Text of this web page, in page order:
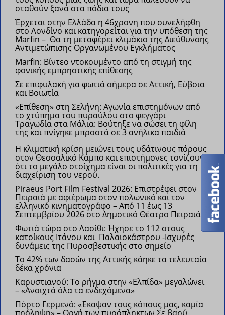
σταθούν ξανά στα πόδια τους
Έρχεται στην Ελλάδα η 46χρονη που συνελήφθη
στο Λονδίνο και κατηγορείται για την υπόθεση της
Marfin – Θα τη μεταφέρει κλιμάκιο της Διεύθυνσης
Αντιμετώπισης Οργανωμένου Εγκλήματος
Marfin: Βίντεο ντοκουμέντο από τη στιγμή της
φονικής εμπρηστικής επίθεσης
Σε επιφυλακή για φωτιά σήμερα σε Αττική, Εύβοια
και Βοιωτία
«Επίθεση» στη Σελήνη: Αγωνία επιστημόνων από
το χτύπημα του πυραύλου στο φεγγάρι
Τραγωδία στα Μάλια: Βούτηξε να σώσει τη φίλη
της και πνίγηκε μπροστά σε 3 ανήλικα παιδιά
Η κλιματική κρίση μειώνει τους υδάτινους πόρους
στον Θεσσαλικό Κάμπο και επιστήμονες τονίζουν
ότι το μεγάλο στοίχημα είναι οι πολιτικές για τη
διαχείριση του νερού.
Piraeus Port Film Festival 2026: Επιστρέφει στον
Πειραιά με αφιέρωμα στον πολωνικό και τον
ελληνικό κινηματογράφο –Από 11 έως 13
Σεπτεμβρίου 2026 στο Δημοτικό Θέατρο Πειραιά
Φωτιά τώρα στο Λασίθι: Ήχησε το 112 στους
κατοίκους Ιτάνου και Παλαιοκάστρου-Ισχυρές
δυνάμεις της Πυροσβεστικής στο σημείο
Το 42% των δασών της Αττικής κάηκε τα τελευταία
δέκα χρόνια
Καρυστιανού: Το ρήγμα στην «Ελπίδα» μεγαλώνει
– «Ανοιχτά όλα τα ενδεχόμενα»
Πόρτο Γερμενό: «Έκαψαν τους κόπους μας, καμία